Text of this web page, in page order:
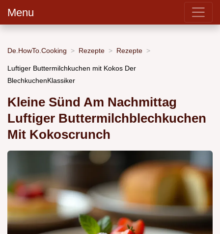
Menu
De.HowTo.Cooking Rezepte Rezepte
Luftiger Buttermilchkuchen mit Kokos Der
BlechkuchenKlassiker
Kleine Sünd Am Nachmittag
Luftiger Buttermilchblechkuchen
Mit Kokoscrunch